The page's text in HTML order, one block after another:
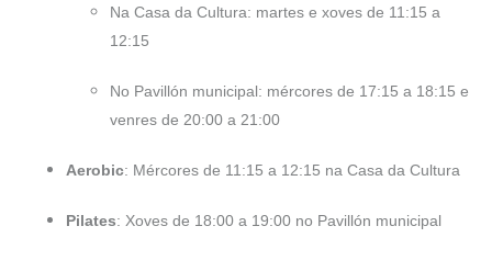
Na Casa da Cultura: martes e xoves de 11:15 a
12:15
No Pavillón municipal: mércores de 17:15 a 18:15 e
venres de 20:00 a 21:00
Aerobic: Mércores de 11:15 a 12:15 na Casa da Cultura
Pilates: Xoves de 18:00 a 19:00 no Pavillón municipal